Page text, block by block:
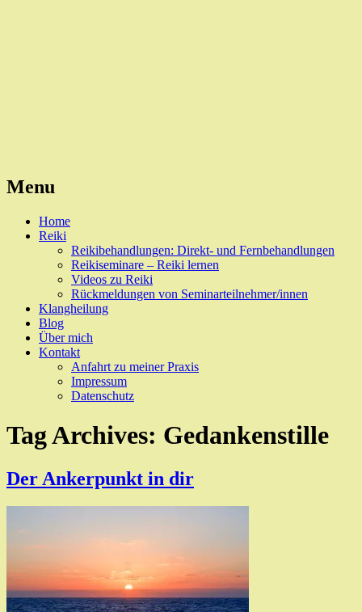
Menu
Skip
Home
Reiki
Reikibehandlungen: Direkt- und Fernbehandlungen
Reikiseminare – Reiki lernen
Videos zu Reiki
Rückmeldungen von Seminarteilnehmer/innen
Klangheilung
Blog
Über mich
Kontakt
Anfahrt zu meiner Praxis
Impressum
Datenschutz
Tag Archives: Gedankenstille
Der Ankerpunkt in dir